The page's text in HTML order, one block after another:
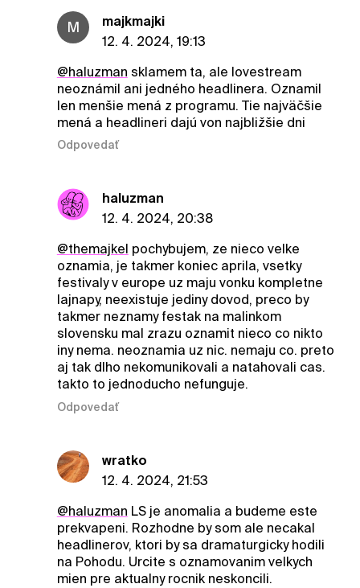
M
majkmajki
12. 4. 2024, 19:13
@haluzman sklamem ta, ale lovestream
neoznámil ani jedného headlinera. Oznamil
len menšie mená z programu. Tie najväčšie
mená a headlineri dajú von najbližšie dni
Odpovedať
haluzman
12. 4. 2024, 20:38
@themajkel pochybujem, ze nieco velke
oznamia, je takmer koniec aprila, vsetky
festivaly v europe uz maju vonku kompletne
lajnapy, neexistuje jediny dovod, preco by
takmer neznamy festak na malinkom
slovensku mal zrazu oznamit nieco co nikto
iny nema. neoznamia uz nic. nemaju co. preto
aj tak dlho nekomunikovali a natahovali cas.
takto to jednoducho nefunguje.
Odpovedať
wratko
12. 4. 2024, 21:53
@haluzman LS je anomalia a budeme este
prekvapeni. Rozhodne by som ale necakal
headlinerov, ktori by sa dramaturgicky hodili
na Pohodu. Urcite s oznamovanim velkych
mien pre aktualny rocnik neskoncili.